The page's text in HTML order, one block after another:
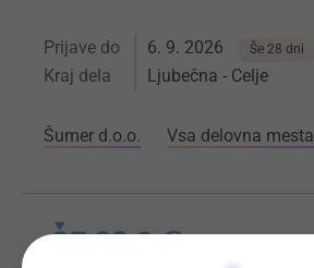
Prijave do 6. 9. 2026 Še 28 dni
Kraj dela Ljubečna - Celje
Šumer d.o.o. Vsa delovna mesta